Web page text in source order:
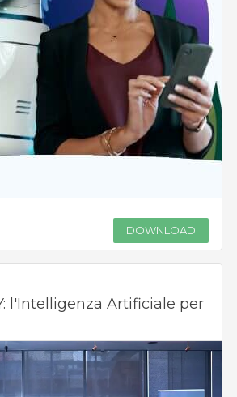
DOWNLOAD
l'Intelligenza Artificiale per